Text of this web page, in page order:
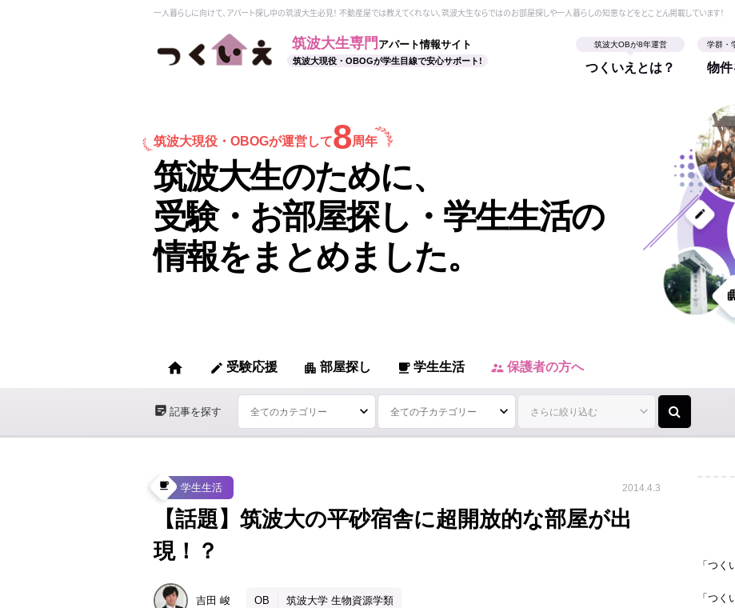
一人暮らしに向けて、アパート探し中の筑波大生必見！ 不動産屋では教えてくれない、筑波大生ならではのお部屋探しや一人暮らしの知恵などをとことん掲載しています！
筑波大生専門 アパート情報サイト
筑波大現役・OBOGが学生目線で安心サポート!
筑波大OBが8年運営
つくいえとは？
学群・
物
筑波大現役・ OBOGが運営して8周年
筑波大生のために、
受験・お部屋探し・学生生活の
情報をまとめました。
home edit 受験応援 apartment 部屋探し local_cafe 学生生活 supervisor_account 保護者の方へ
sticky_note_2 記事を探す
local_cafe 学生生活 2014.4.3
【話題】筑波大の平砂宿舎に超開放的な部屋が出
現！？
吉田 峻 OB 筑波大学 生物資源学類
「つく
「つ